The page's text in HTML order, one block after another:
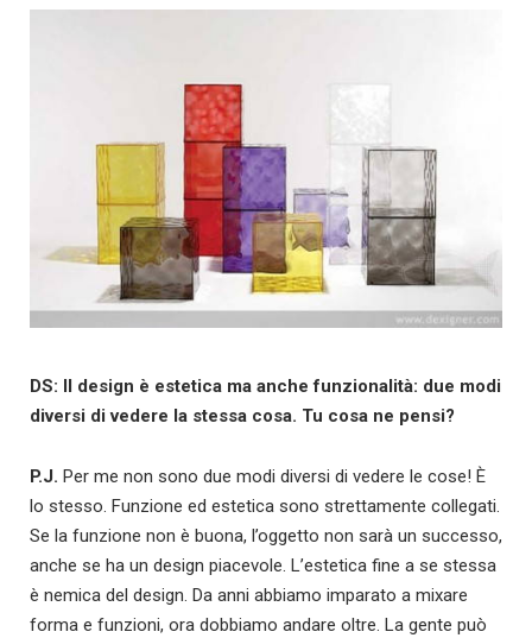
DS: Il design è estetica ma anche funzionalità: due modi
diversi di vedere la stessa cosa. Tu cosa ne pensi?
P.J. Per me non sono due modi diversi di vedere le cose! È
lo stesso. Funzione ed estetica sono strettamente collegati.
Se la funzione non è buona, l’oggetto non sarà un successo,
anche se ha un design piacevole. L’estetica fine a se stessa
è nemica del design. Da anni abbiamo imparato a mixare
forma e funzioni, ora dobbiamo andare oltre. La gente può